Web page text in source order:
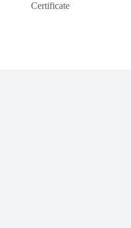
Certificate